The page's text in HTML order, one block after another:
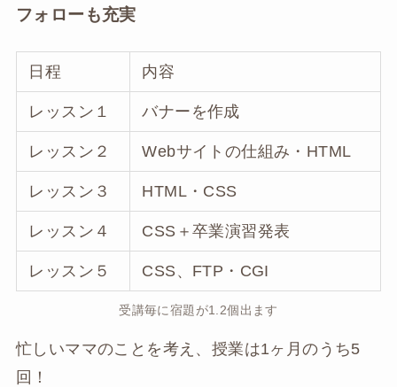
フォローも充実
日程 内容
レッスン１ バナーを作成
レッスン２ Webサイトの仕組み・HTML
レッスン３ HTML・CSS
レッスン４ CSS＋卒業演習発表
レッスン５ CSS、FTP・CGI
受講毎に宿題が1.2個出ます
忙しいママのことを考え、授業は1ヶ月のうち5
回！